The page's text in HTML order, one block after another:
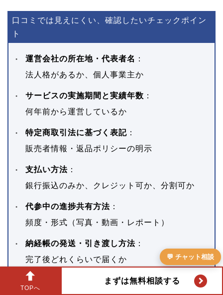
口コミでは見えにくい、確認したいチェックポイン
ト
運営会社の所在地・代表者名 ：
法人格があるか、個人事業主か
サービスの実施期間と実績年数 ：
何年前から運営しているか
特定商取引法に基づく表記：
販売者情報・返品ポリシーの明示
支払い方法：
銀行振込のみか、クレジット可か、分割可か
代参中の進捗共有方法：
頻度・形式（写真・動画・レポート）
納経帳の発送・引き渡し方法：
完了後どれくらいで届くか
TOPへ
まずは無料相談する
💬 チャット相談